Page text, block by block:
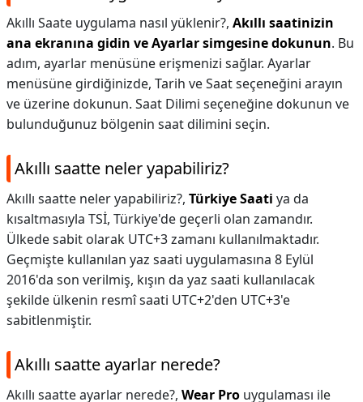
Akıllı Saate uygulama nasıl yüklenir?, Akıllı saatinizin
ana ekranına gidin ve Ayarlar simgesine dokunun. Bu
adım, ayarlar menüsüne erişmenizi sağlar. Ayarlar
menüsüne girdiğinizde, Tarih ve Saat seçeneğini arayın
ve üzerine dokunun. Saat Dilimi seçeneğine dokunun ve
bulunduğunuz bölgenin saat dilimini seçin.
Akıllı saatte neler yapabiliriz?
Akıllı saatte neler yapabiliriz?, Türkiye Saati ya da
kısaltmasıyla TSİ, Türkiye'de geçerli olan zamandır.
Ülkede sabit olarak UTC+3 zamanı kullanılmaktadır.
Geçmişte kullanılan yaz saati uygulamasına 8 Eylül
2016'da son verilmiş, kışın da yaz saati kullanılacak
şekilde ülkenin resmî saati UTC+2'den UTC+3'e
sabitlenmiştir.
Akıllı saatte ayarlar nerede?
Akıllı saatte ayarlar nerede?, Wear Pro uygulaması ile